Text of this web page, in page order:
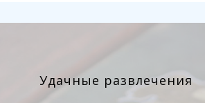
Удачные развлечения